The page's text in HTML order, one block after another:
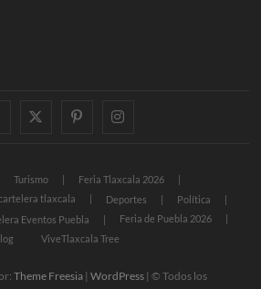
twitter
pinterestinstagram
Turismo
Feria Tlaxcala 2026
tlaxcala Deportes
Política
Eventos Puebla
Feria de Puebla 2026
ViveTlaxcala Tree
Theme Freesia |WordPress | © Todos los